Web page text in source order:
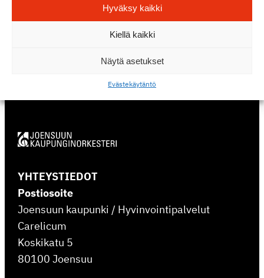
Hyväksy kaikki
Kiellä kaikki
Näytä asetukset
Eväste­käy­täntö
käynnistyy torstaina 5. helmi­kuuta Pianon
titaanit ‑sinfo­nia­kon­ser­tilla, jonka johtaa orkes­
terin taiteel­linen johtajaJukka Untamala
Artik­ke­li­kuva: Ilpo Kettunen
YHTEYSTIEDOT
Postiosoite
Joensuun kaupunki / Hyvinvointipalvelut
Carelicum
Koskikatu 5
80100 Joensuu